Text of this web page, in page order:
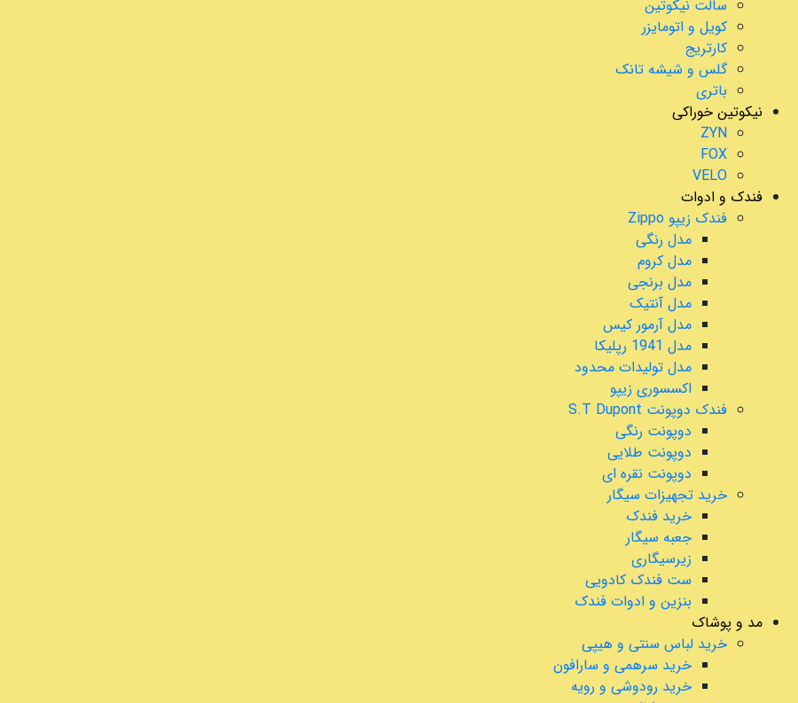
سالت نیکوتین
کویل و اتومایزر
کارتریج
گلس و شیشه تانک
باتری
نیکوتین خوراکی
ZYN
FOX
VELO
فندک و ادوات
فندک زیپو Zippo
مدل رنگی
مدل کروم
مدل برنجی
مدل آنتیک
مدل آرمور کیس
مدل 1941 رپلیکا
مدل تولیدات محدود
اکسسوری زیپو
فندک دوپونت S.T Dupont
دوپونت رنگی
دوپونت طلایی
دوپونت نقره ای
خرید تجهیزات سیگار
خرید فندک
جعبه سیگار
زیرسیگاری
ست فندک کادویی
بنزین و ادوات فندک
مد و پوشاک
خرید لباس سنتی و هیپی
خرید سرهمی و سارافون
خرید رودوشی و رویه